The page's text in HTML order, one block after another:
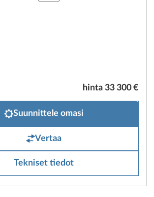
hinta 33 300 €
Suunnittele omasi
Vertaa
Tekniset tiedot